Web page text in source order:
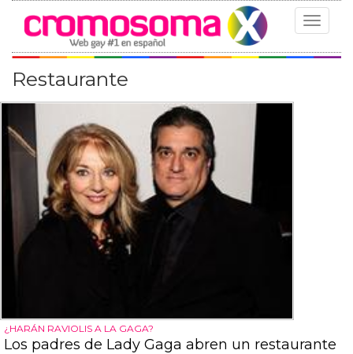
Toggle
Restaurante
¿HARÁN RAVIOLIS A LA GAGA?
Los padres de Lady Gaga abren un restaurante